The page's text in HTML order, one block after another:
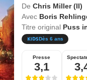
De Chris Miller (II)
Avec Boris
Titre original Puss
Dès 6 ans
Presse
3,1